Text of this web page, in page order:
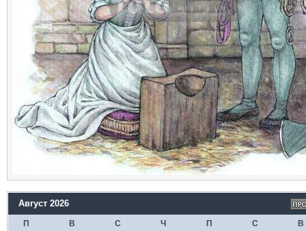
Август 2026
П В С Ч П С В